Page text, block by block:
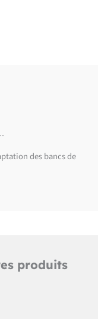
des bancs de
produits